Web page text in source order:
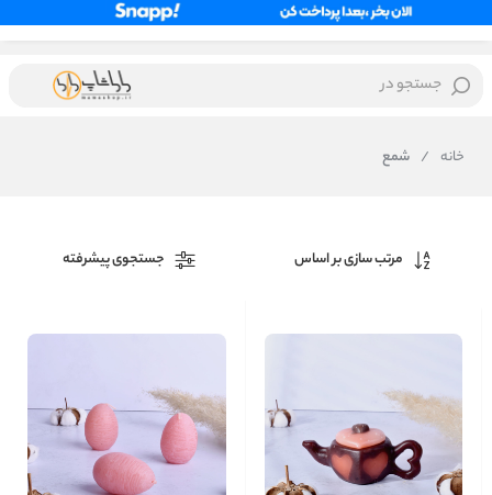
جستجو در
خانه / شمع
مرتب سازی بر اساس جستجوی پیشرفته